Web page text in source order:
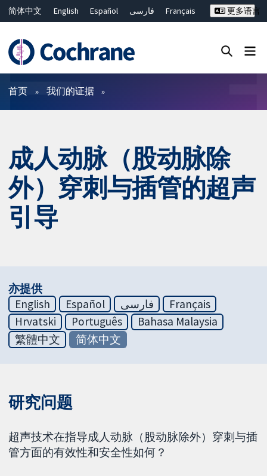
简体中文 English Español فارسی
Français
ไทย
繁體中文
更多语言
过滤
首页 我们的证据
成人动脉（股动脉除
外）穿刺与插管的超声
引导
亦提供
English
Español فارسی
Français
Hrvatski
Português
Bahasa Malaysia
繁體中文
简体中文
研究问题
超声技术在指导成人动脉（股动脉除外）穿刺与插
管方面的有效性和安全性如何？